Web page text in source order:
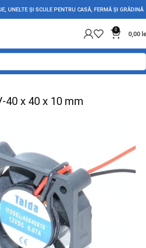
UNELTE ȘI SCULE PENTRU CASĂ, FERMĂ ȘI GRĂDINĂ
0
0,00
Ventilatoare
x 40 x 10 mm